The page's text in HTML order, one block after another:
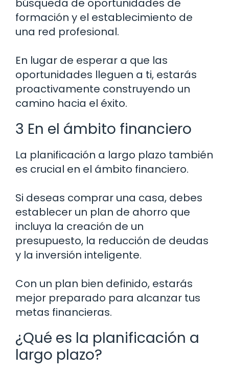
búsqueda de oportunidades de
formación y el establecimiento de
una red profesional.
En lugar de esperar a que las
oportunidades lleguen a ti, estarás
proactivamente construyendo un
camino hacia el éxito.
3 En el ámbito financiero
La planificación a largo plazo también
es crucial en el ámbito financiero.
Si deseas comprar una casa, debes
establecer un plan de ahorro que
incluya la creación de un
presupuesto, la reducción de deudas
y la inversión inteligente.
Con un plan bien definido, estarás
mejor preparado para alcanzar tus
metas financieras.
¿Qué es la planificación a
largo plazo?